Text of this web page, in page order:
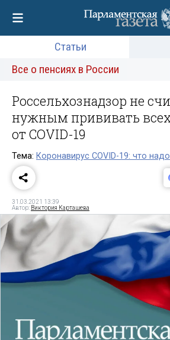
Статьи
Все о пенсиях в России
Россельхознадзор не
нужным прививать
от COVID-19
Тема: Коронавирус COVID-19: что
31.03.2021 13:39
Автор: Виктория Карташева